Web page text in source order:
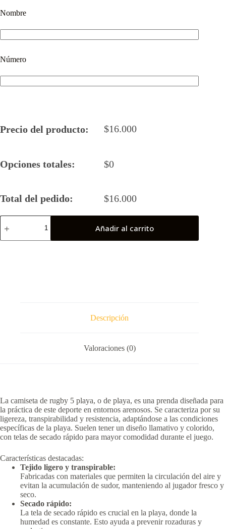
Nombre
Número
Precio del producto: $16.000
Opciones totales: $0
Total del pedido: $16.000
Camiseta
Rugby
Añadir al carrito
Descripción
Valoraciones (0)
La camiseta de rugby 5 playa, o de playa, es una prenda diseñada para
la práctica de este deporte en entornos arenosos. Se caracteriza por su
ligereza, transpirabilidad y resistencia, adaptándose a las condiciones
específicas de la playa. Suelen tener un diseño llamativo y colorido,
con telas de secado rápido para mayor comodidad durante el juego.
Características destacadas:
Tejido ligero y transpirable:
Fabricadas con materiales que permiten la circulación del aire y
evitan la acumulación de sudor, manteniendo al jugador fresco y
seco.
Secado rápido:
La tela de secado rápido es crucial en la playa, donde la
humedad es constante. Esto ayuda a prevenir rozaduras y